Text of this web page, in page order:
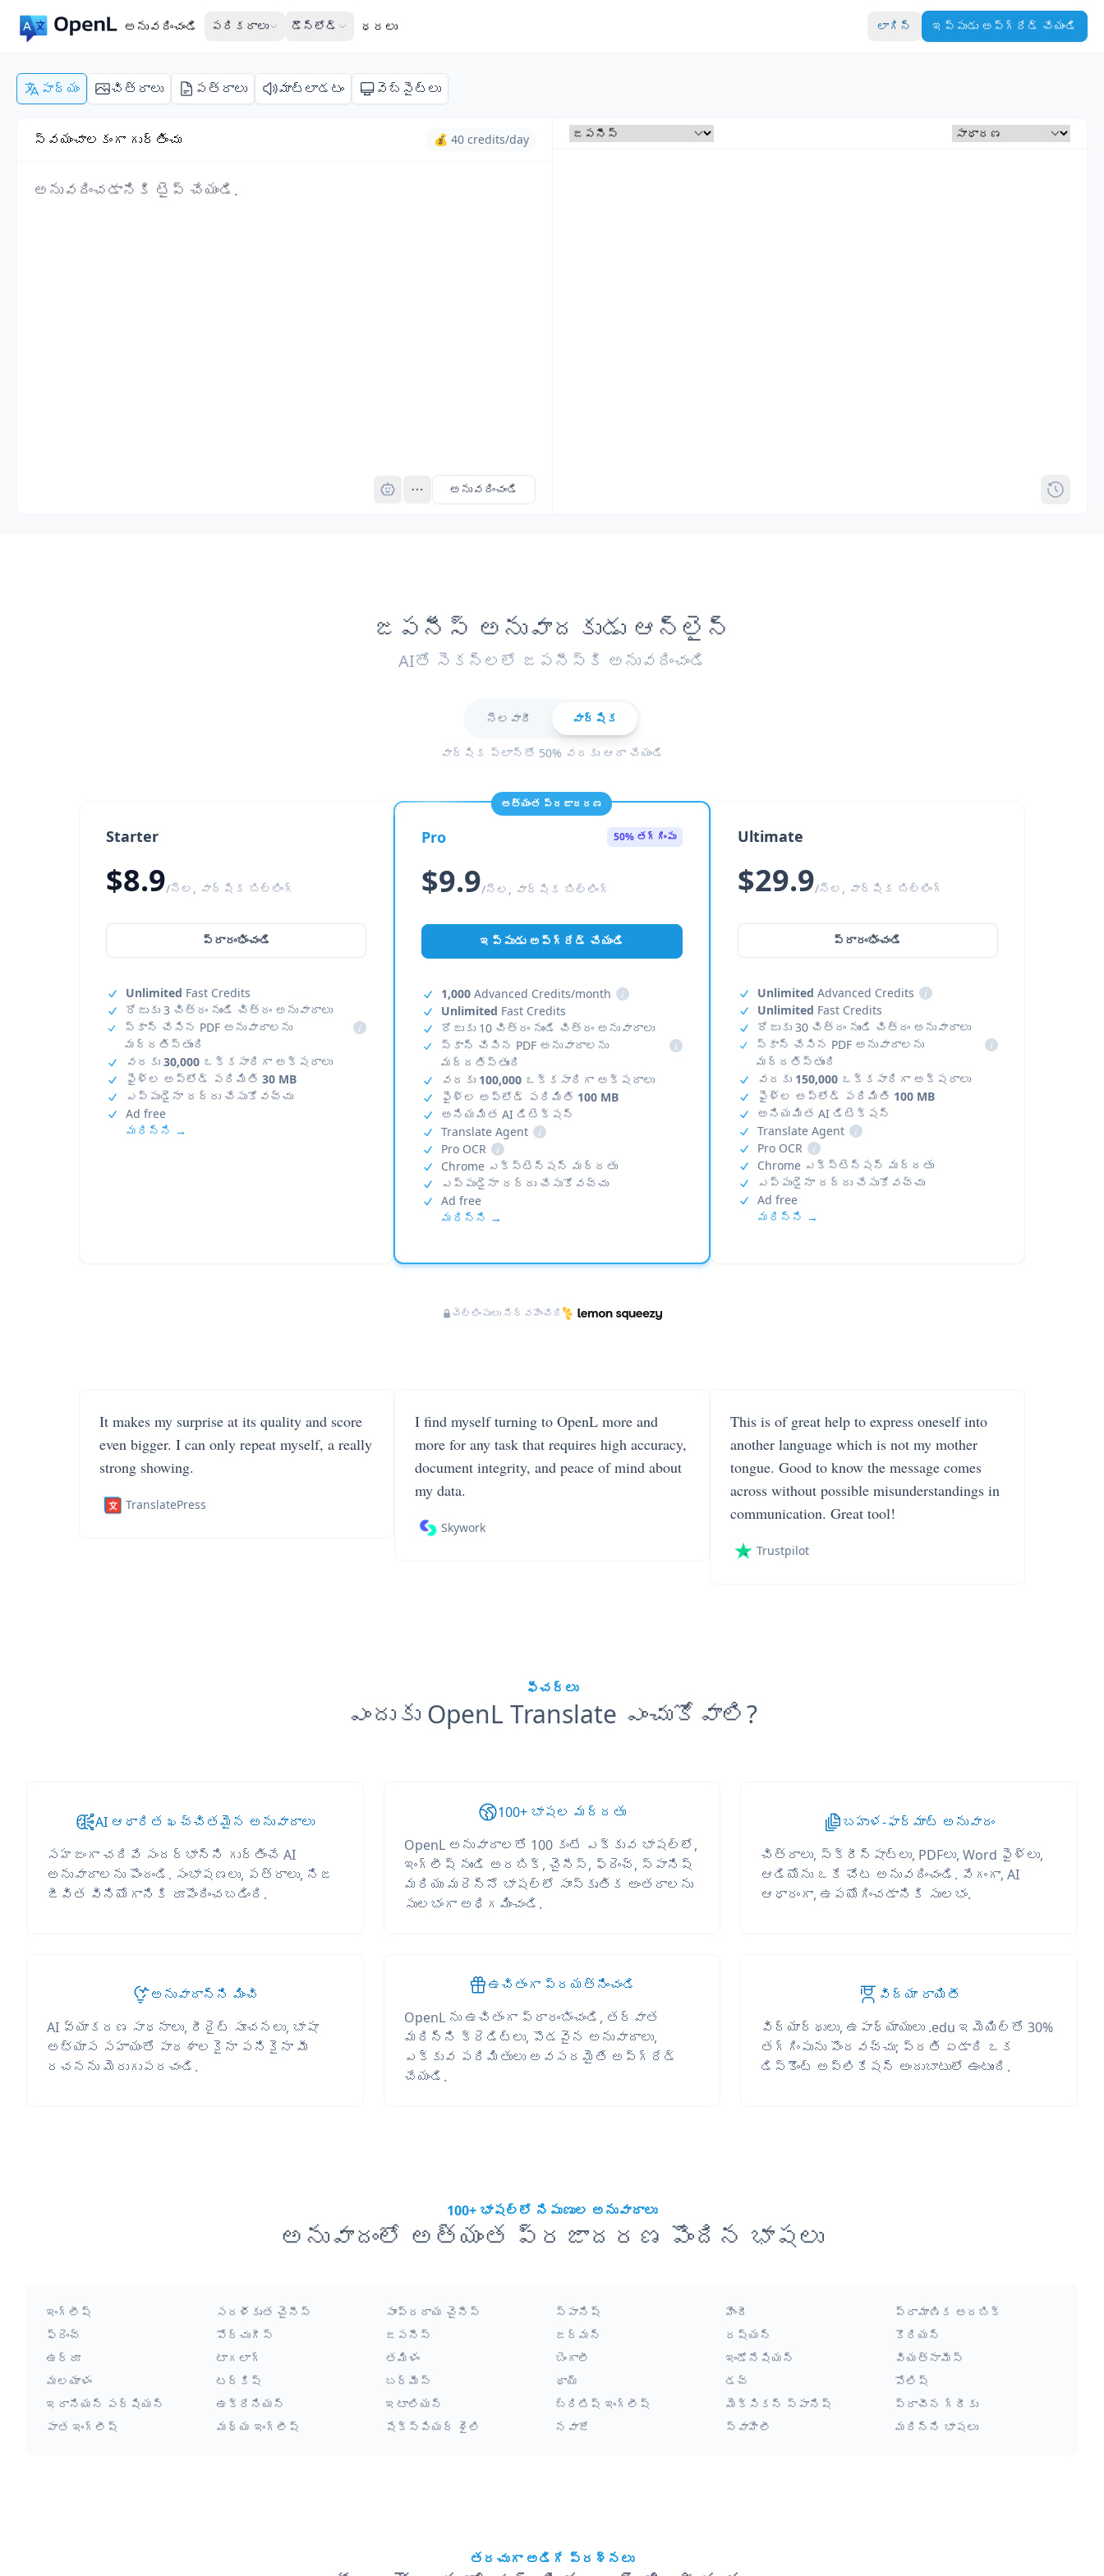
అనువదించండి పరికరాలు డౌన్‌లోడ్ ధరలు లాగిన్ ఇప్పుడు అప్‌గ్రేడ్ చేయండి
పాఠ్యం చిత్రాలు పత్రాలు మాట్లాడటం వెబ్‌సైట్లు
స్వయంచాలకంగా గుర్తించు 💰 40 credits/day
అనువదించండి
జపనీస్ అనువాదకుడు ఆన్‌లైన్
AIతో సెకన్లలో జపనీస్కి అనువదించండి
నెలవారీ వార్షిక
వార్షిక ప్లాన్‌తో 50% వరకు ఆదా చేయండి
Starter
$8.9/నెల, వార్షిక బిల్లింగ్
ప్రారంభించండి
Unlimited Fast Credits
రోజుకు 3 చిత్రం నుండి చిత్రం అనువాదాలు
స్కాన్ చేసిన PDF అనువాదాలను
మద్దతిస్తుంది
i
వరకు 30,000 ఒక్కసారిగా అక్షరాలు
ఫైళ్ల అప్‌లోడ్ పరిమితి 30 MB
ఎప్పుడైనా రద్దు చేసుకోవచ్చు
Ad free
మరిన్ని →
అత్యంత ప్రజాదరణ
Pro 50% తగ్గింపు
$9.9/నెల, వార్షిక బిల్లింగ్
ఇప్పుడు అప్‌గ్రేడ్ చేయండి
1,000 Advanced Credits/month
i
Unlimited Fast Credits
రోజుకు 10 చిత్రం నుండి చిత్రం అనువాదాలు
స్కాన్ చేసిన PDF అనువాదాలను
మద్దతిస్తుంది
i
వరకు 100,000 ఒక్కసారిగా అక్షరాలు
ఫైళ్ల అప్‌లోడ్ పరిమితి 100 MB
అనియమిత AI డిటెక్షన్
Translate Agent
i
Pro OCR
i
Chrome ఎక్స్‌టెన్షన్ మద్దతు
ఎప్పుడైనా రద్దు చేసుకోవచ్చు
Ad free
మరిన్ని →
Ultimate
$29.9/నెల, వార్షిక బిల్లింగ్
ప్రారంభించండి
Unlimited Advanced Credits
i
Unlimited Fast Credits
రోజుకు 30 చిత్రం నుండి చిత్రం అనువాదాలు
స్కాన్ చేసిన PDF అనువాదాలను
మద్దతిస్తుంది
i
వరకు 150,000ఒక్కసారిగా అక్షరాలు
ఫైళ్ల అప్‌లోడ్ పరిమితి 100 MB
అనియమిత AI డిటెక్షన్
Translate Agent
i
Pro OCR
i
Chrome ఎక్స్‌టెన్షన్ మద్దతు
ఎప్పుడైనా రద్దు చేసుకోవచ్చు
Ad free
మరిన్ని →
చెల్లింపులు నిర్వహించేది
It makes my surprise at its quality and score
even bigger. I can only repeat myself, a really
strong showing.
TranslatePress
I find myself turning to OpenL more and
more for any task that requires high accuracy,
document integrity, and peace of mind about
my data.
Skywork
This is of great help to express oneself into
another language which is not my mother
tongue. Good to know the message comes
across without possible misunderstandings in
communication. Great tool!
Trustpilot
ఫీచర్లు
ఎందుకు OpenL Translate ఎంచుకోవాలి?
AI ఆధారిత ఖచ్చితమైన అనువాదాలు
సహజంగా చదివే సందర్భాన్ని గుర్తించే AI
అనువాదాలను పొందండి. సంభాషణలు, పత్రాలు, నిజ
జీవిత వినియోగానికి రూపొందించబడింది.
100+ భాషల మద్దతు
OpenL అనువాదాలతో 100 కంటే ఎక్కువ భాషల్లో,
ఇంగ్లీష్ నుండి అరబిక్, చైనీస్, ఫ్రెంచ్, స్పానిష్
మరియు మరెన్నో భాషల్లో సాంస్కృతిక అంతరాలను
సులభంగా అధిగమించండి.
బహుళ-ఫార్మాట్ అనువాదం
చిత్రాలు, స్క్రీన్‌షాట్‌లు, PDFలు, Word ఫైళ్లు,
ఆడియోను ఒకే చోట అనువదించండి. వేగంగా, AI
ఆధారంగా, ఉపయోగించడానికి సులభం.
అనువాదాన్ని మించి
AI వ్యాకరణ సాధనాలు, రీరైట్ సూచనలు, భాషా
అభ్యాస సహాయంతో పాఠశాలకైనా పనికైనా మీ
రచనను మెరుగుపరచండి.
ఉచితంగా ప్రయత్నించండి
OpenL ను ఉచితంగా ప్రారంభించండి, తర్వాత
మరిన్ని క్రెడిట్లు, పొడవైన అనువాదాలు,
ఎక్కువ పరిమితులు అవసరమైతే అప్‌గ్రేడ్
చేయండి.
విద్యా రాయితీ
విద్యార్థులు, ఉపాధ్యాయులు .edu ఇమెయిల్‌తో 30%
తగ్గింపును పొందవచ్చు; ప్రతి ఏడాది ఒక
డిస్కౌంట్ అప్లికేషన్ అందుబాటులో ఉంటుంది.
100+ భాషల్లో నిపుణుల అనువాదాలు
అనువాదంలో అత్యంత ప్రజాదరణ పొందిన భాషలు
ఇంగ్లీష్ సరళీకృత చైనీస్ సాంప్రదాయ చైనీస్ స్పానిష్ హిందీ
ప్రామాణిక అరబిక్
ఫ్రెంచ్
పోర్చుగీస్ జపనీస్ జర్మన్ రష్యన్
కొరియన్
ఉర్దూ
టాగలాగ్ తమిళం బెంగాలీ ఇండోనేషియన్
వియత్నామీస్
మలయాళం
టర్కిష్ బర్మీస్ థాయ్ డచ్
పోలిష్
ఇరానియన్ పర్షియన్
ఉక్రేనియన్ ఇటాలియన్ బ్రిటిష్ ఇంగ్లీష్ మెక్సికన్ స్పానిష్
ప్రాచీన గ్రీకు
పాత ఇంగ్లీష్
మధ్య ఇంగ్లీష్ షేక్స్పియర్ శైలి నవాజో స్వాహిలీ మరిన్ని భాషలు
తరచుగా అడిగే ప్రశ్నలు